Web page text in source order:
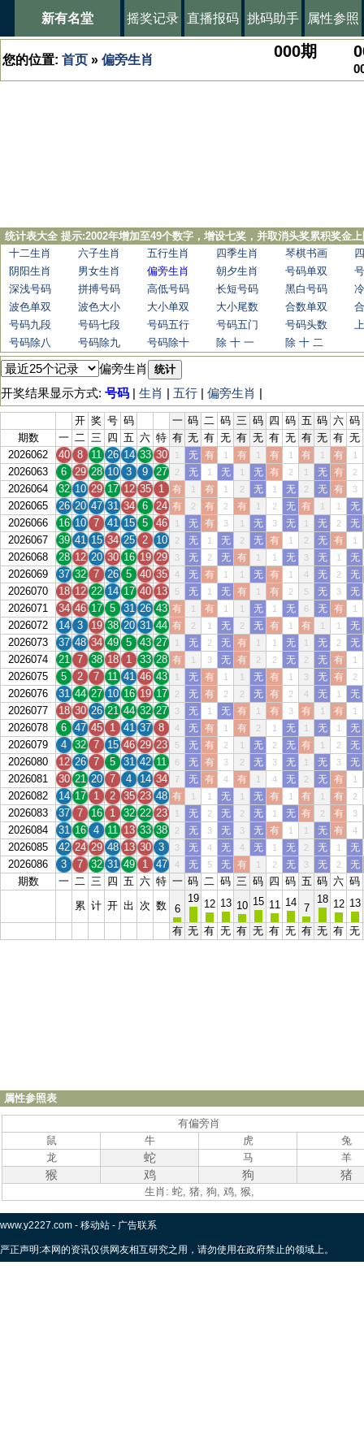
新有名堂 摇奖记录 直播报码 挑码助手 属性参照
您的位置: 首页 » 偏旁生肖 000期
统计表大全 提示:2002年增加至49个数字，增设七奖，并取消头奖累积奖金
十二生肖
六子生肖 五行生肖 四季生肖 琴棋书画
阴阳生肖
男女生肖 偏旁生肖 朝夕生肖 号码单双
深浅号码
拼搏号码 高低号码 长短号码 黑白号码
波色单双
波色大小 大小单双 大小尾数 合数单双
号码九段
号码七段 号码五行 号码五门 号码头数
号码除八
号码除九 号码除十 除 十 一 除 十 二
偏旁生肖 统计
开奖结果显示方式: 号码 | 生肖 | 五行 | 偏旁生肖 |
开 奖 号 码 一 码 二 码 三 码 四 码 五 码 六 码
期数
一 二 三 四 五 六 特 有 无 有 无 有 无 有 无 有 无 有 无
2026062
40 8 11 26 14 33 30 1 无 有 1 有 1 有 1 有 1 有 1
2026063 6 29 28 10 3 9 27 2 无 1 无 1 无 有 2 1 无 有 2
2026064 32 10 29 17 12 35 1 有 1 有 1 2 无 1 无 2 无 有 3
2026065 26 20 47 31 34 6 24 有 2 有 2 有 1 2 无 有 1 1 无
2026066 16 10 7 41 15 5 46 1 无 有 3 1 无 3 无 1 无 2 无
2026067 39 41 15 34 25 2 10 2 无 1 无 2 无 有 1 2 无 有 1
2026068 28 12 20 30 16 19 29 3 无 2 无 有 1 1 无 3 无 1 无
2026069 37 32 7 26 5 40 35 4 无 有 1 1 无 有 1 4 无 2 无
2026070 18 12 22 14 17 40 13 5 无 1 无 有 1 有 2 5 无 3 无
2026071 34 46 17 5 31 26 43 有 1 有 1 1 无 1 无 6 无 有 1
2026072 14 3 19 38 20 31 44 有 2 1 无 2 无 有 1 有 1 1 无
2026073 37 48 34 49 5 43 27 1 无 2 无 有 1 1 无 1 无 2 无
2026074 21 7 38 18 1 33 28 有 1 3 无 有 2 2 无 2 无 有 1
2026075 5 2 7 11 41 46 43 1 无 有 1 1 无 有 1 3 无 有 2
2026076 31 44 27 10 16 19 17 2 无 有 2 2 无 有 2 4 无 1 无
2026077 18 30 26 21 44 32 27 3 无 1 无 有 1 有 3 有 1 有 1
2026078 6 47 45 1 41 37 8 4 无 有 1 有 2 1 无 1 无 1 无
2026079 4 32 7 15 46 29 23 5 无 有 2 1 无 2 无 有 1 2 无
2026080 12 26 7 5 31 42 11 6 无 有 3 2 无 3 无 1 无 3 无
2026081 30 21 20 7 4 14 34 7 无 有 4 有 1 4 无 2 无 有 1
2026082 14 17 1 2 35 23 48 有 1 1 无 1 无 有 1 有 1 有 2
2026083 37 7 16 1 32 22 23 1 无 2 无 2 无 1 无 有 2 有 3
2026084 31 16 4 11 13 33 38 2 无 3 无 3 无 有 1 1 无 有 4
2026085 42 24 29 48 13 30 3 3 无 4 无 4 无 1 无 2 无 1 无
2026086 3 7 32 31 49 1 47 4 无 5 无 有 1 2 无 3 无 2 无
期数 一 二 三 四 五 六 特 一 码 二 码 三 码 四 码 五 码 六 码
累 计 开 出 次 数 6
19 12 13 10 15 11 14 7
18 12 13
有 无 有 无 有 无 有 无 有 无 有 无
属性参照表
有偏旁肖
鼠
牛 虎
兔
龙
蛇 马 羊
猴 鸡 狗 猪
生肖: 蛇, 猪, 狗, 鸡, 猴,
www.y2227.com - 移动站 - 广告联系
严正声明:本网的资讯仅供网友相互研究之用，请勿使用在政府禁止的领域上。